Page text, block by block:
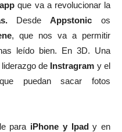
app que va a revolucionar la
Desde Appstonic os
, que nos va a permitir
leído bien. En 3D. Una
de Instragram y el
puedan sacar fotos
para iPhone y Ipady en